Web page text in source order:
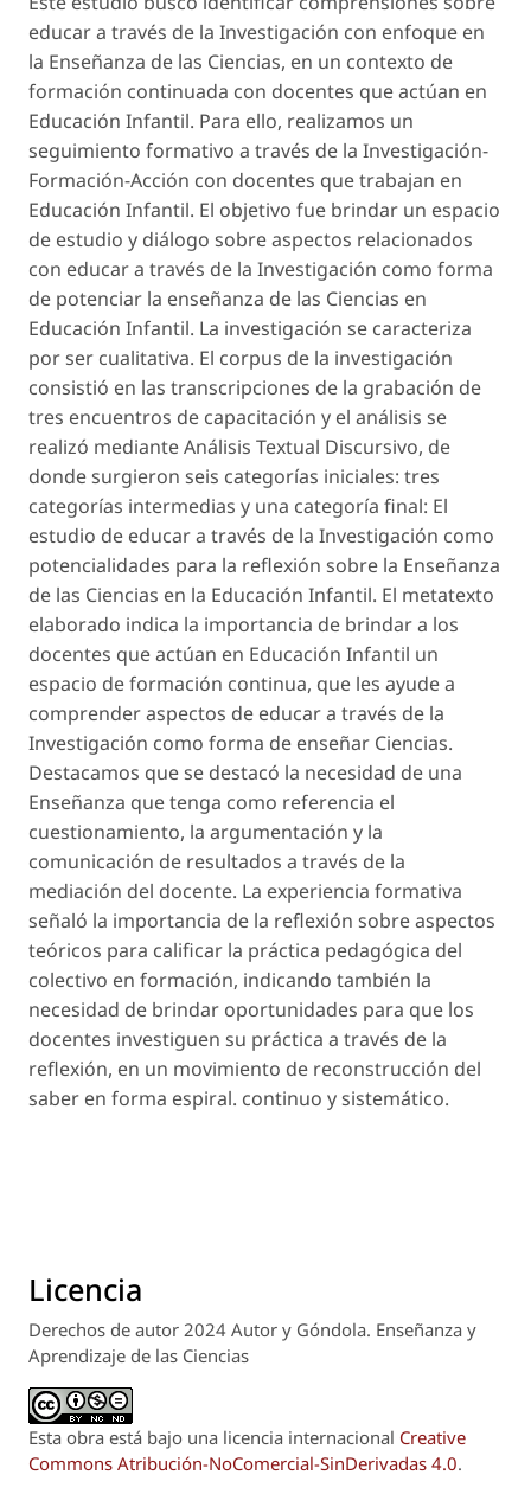
educar a través de la Investigación con enfoque en
la Enseñanza de las Ciencias, en un contexto de
formación continuada con docentes que actúan en
Educación Infantil. Para ello, realizamos un
seguimiento formativo a través de la Investigación-
Formación-Acción con docentes que trabajan en
Educación Infantil. El objetivo fue brindar un espacio
de estudio y diálogo sobre aspectos relacionados
con educar a través de la Investigación como forma
de potenciar la enseñanza de las Ciencias en
Educación Infantil. La investigación se caracteriza
por ser cualitativa. El corpus de la investigación
consistió en las transcripciones de la grabación de
tres encuentros de capacitación y el análisis se
realizó mediante Análisis Textual Discursivo, de
donde surgieron seis categorías iniciales: tres
categorías intermedias y una categoría final: El
estudio de educar a través de la Investigación como
potencialidades para la reflexión sobre la Enseñanza
de las Ciencias en la Educación Infantil. El metatexto
elaborado indica la importancia de brindar a los
docentes que actúan en Educación Infantil un
espacio de formación continua, que les ayude a
comprender aspectos de educar a través de la
Investigación como forma de enseñar Ciencias.
Destacamos que se destacó la necesidad de una
Enseñanza que tenga como referencia el
cuestionamiento, la argumentación y la
comunicación de resultados a través de la
mediación del docente. La experiencia formativa
señaló la importancia de la reflexión sobre aspectos
teóricos para calificar la práctica pedagógica del
colectivo en formación, indicando también la
necesidad de brindar oportunidades para que los
docentes investiguen su práctica a través de la
reflexión, en un movimiento de reconstrucción del
saber en forma espiral. continuo y sistemático.
Licencia
Derechos de autor 2024 Autor y Góndola. Enseñanza y
Aprendizaje de las Ciencias
Esta obra está bajo una licencia internacional Creative
Commons Atribución-NoComercial-SinDerivadas 4.0.